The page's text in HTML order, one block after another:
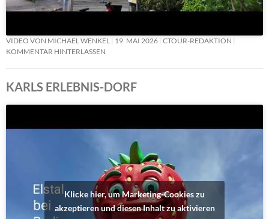
VIDEO VON MICHAEL WENKEL 19. MAI 2026 CTOUR-REDAKTION
KOMMENTAR HINTERLASSEN
KARLS ERLEBNIS-DORF
Klicke hier, um Marketing-Cookies zu
akzeptieren und diesen Inhalt zu aktivieren